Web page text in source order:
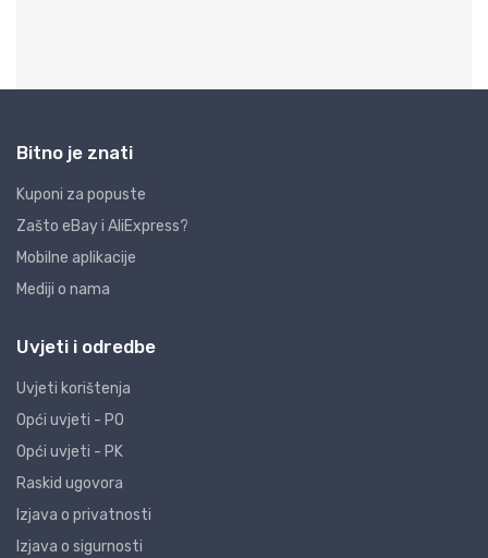
Bitno je znati
Kuponi za popuste
Zašto eBay i AliExpress?
Mobilne aplikacije
Mediji o nama
Uvjeti i odredbe
Uvjeti korištenja
Opći uvjeti - PO
Opći uvjeti - PK
Raskid ugovora
Izjava o privatnosti
Izjava o sigurnosti